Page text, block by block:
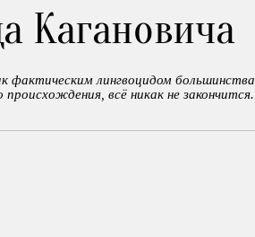
Кагановича
фактическим лингвоцидом большинства
всё никак не закончится.